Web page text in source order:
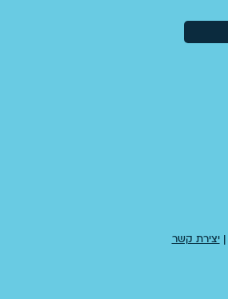
|יצירת קשר​